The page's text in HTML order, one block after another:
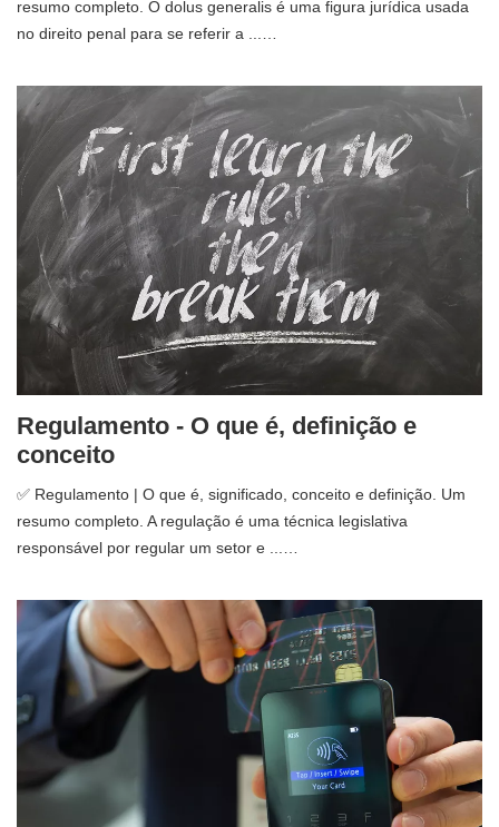
resumo completo. O dolus generalis é uma figura jurídica usada
no direito penal para se referir a ...…
Regulamento - O que é, definição e
conceito
✅ Regulamento | O que é, significado, conceito e definição. Um
resumo completo. A regulação é uma técnica legislativa
responsável por regular um setor e ...…